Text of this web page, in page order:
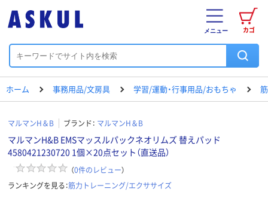
カゴ
メニュー
ホーム 事務用品/文房具 学習/運動・行事用品/おもちゃ
マルマンH＆B ブランド： マルマンH＆B
マルマンH&B EMSマッスルパックネオリムズ 替えパッド
4580421230720 1個×20点セット（直送品）
（0件のレビュー）
ランキングを見る：筋力トレーニング/エクササイズ